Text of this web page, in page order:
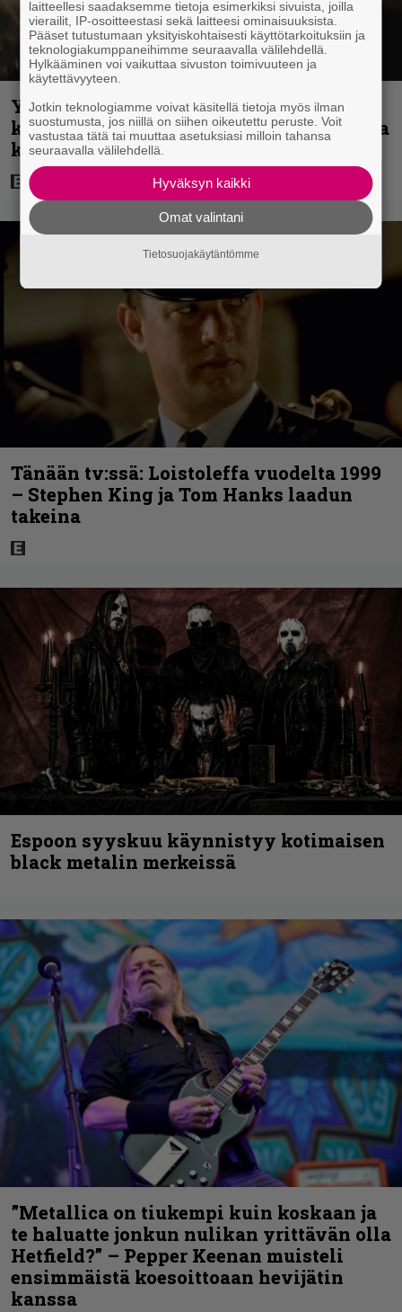
Yöllä tv:ssä: Sotaelokuvan näyttelijät
kasvattivat lihakset nopeasti erikoisella
kikalla – IMDb-arvosana on 7,6
Tänään tv:ssä: Loistoleffa vuodelta 1999
– Stephen King ja Tom Hanks laadun
takeina
Espoon syyskuu käynnistyy kotimaisen
black metalin merkeissä
”Metallica on tiukempi kuin koskaan ja
te haluatte jonkun nulikan yrittävän olla
Hetfield?” – Pepper Keenan muisteli
ensimmäistä koesoittoaan hevijätin
kanssa
laitteellesi saadaksemme tietoja esimerkiksi sivuista, joilla
vierailit, IP-osoitteestasi sekä laitteesi ominaisuuksista.
Pääset tutustumaan yksityiskohtaisesti käyttötarkoituksiin ja
teknologiakumppaneihimme seuraavalla välilehdellä.
Hylkääminen voi vaikuttaa sivuston toimivuuteen ja
käytettävyyteen.
Jotkin teknologiamme voivat käsitellä tietoja myös ilman
suostumusta, jos niillä on siihen oikeutettu peruste. Voit
vastustaa tätä tai muuttaa asetuksiasi milloin tahansa
seuraavalla välilehdellä.
Hyväksyn kaikki
Omat valintani
Tietosuojakäytäntömme